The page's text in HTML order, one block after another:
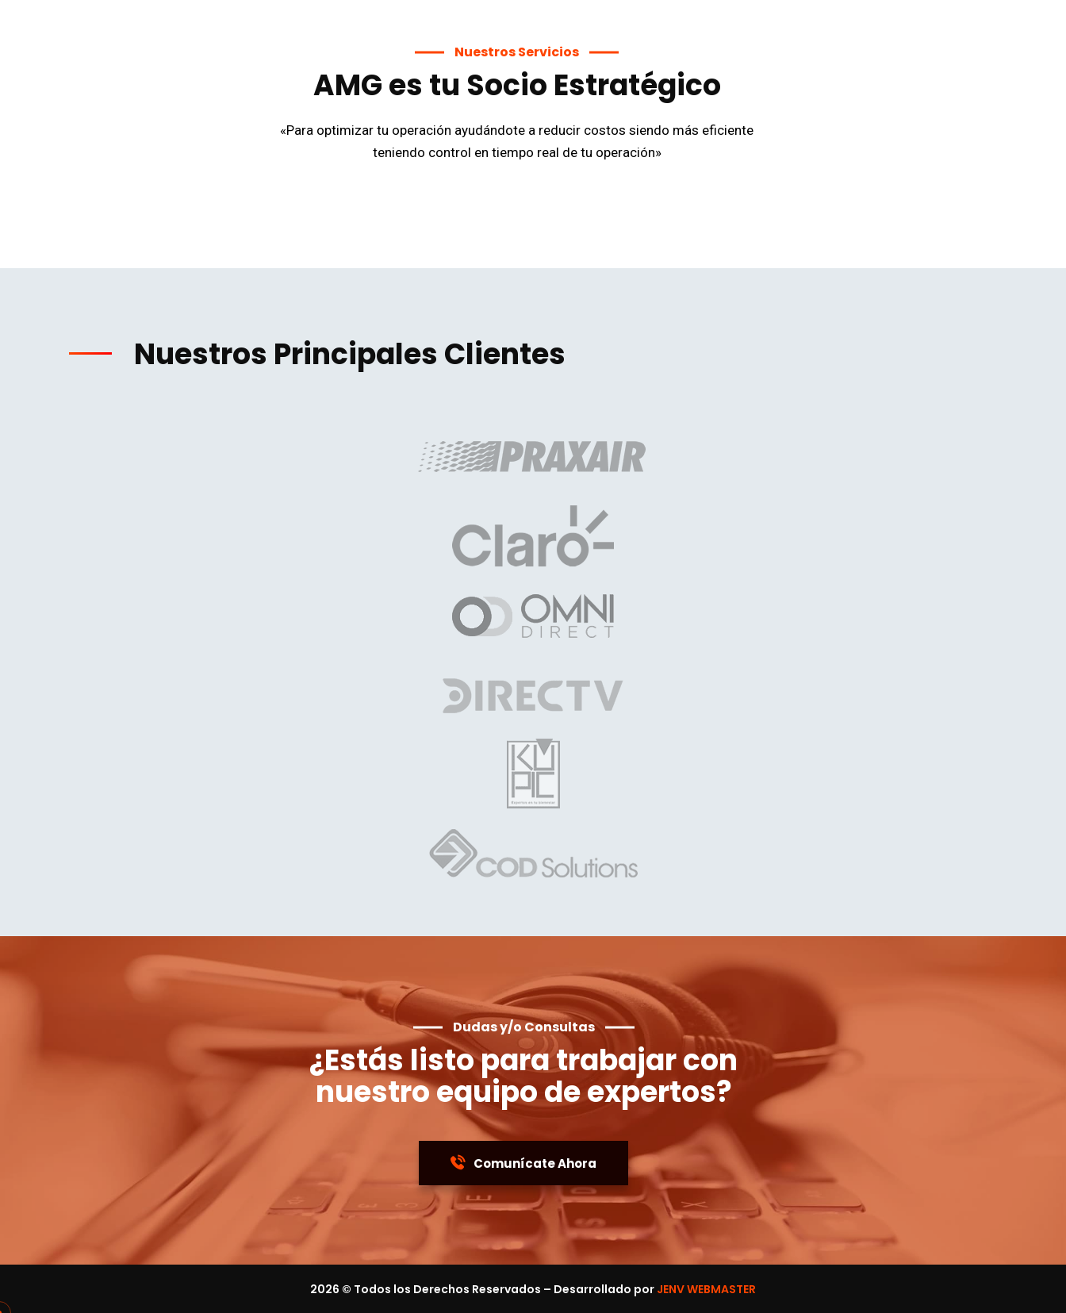
Nuestros Servicios
AMG es tu Socio Estratégico
«Para optimizar tu operación ayudándote a reducir costos siendo más eficiente
teniendo control en tiempo real de tu operación»
Nuestros Principales Clientes
Dudas y/o Consultas
¿Estás listo para trabajar con
nuestro equipo de expertos?
Comunícate Ahora
2026 © Todos los Derechos Reservados – Desarrollado por JENV WEBMASTER